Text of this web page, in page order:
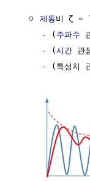
  ㅇ
제동비 ζ =
     - (
주파수
     - (
시간 관
- (특성치